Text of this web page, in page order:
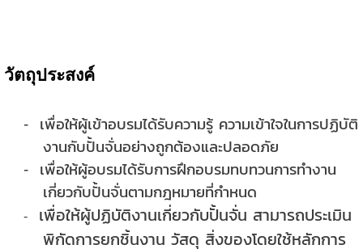
วัตถุประสงค์
-
เพื่อให้ผู้เข้าอบรมได้รับความรู้ ความเข้าใจในการปฏิบัติ
งานกับปั้นจั่นอย่างถูกต้องและปลอดภัย
-
เพื่อให้ผู้อบรมได้รับการฝึกอบรมทบทวนการทำงาน
เกี่ยวกับปั้นจั่นตามกฎหมายที่กำหนด
-
เพื่อให้ผู้ปฏิบัติงานเกี่ยวกับปั้นจั่น สามารถประเมิน
พิกัดการยกชิ้นงาน วัสดุ สิ่งของโดยใช้หลักการ